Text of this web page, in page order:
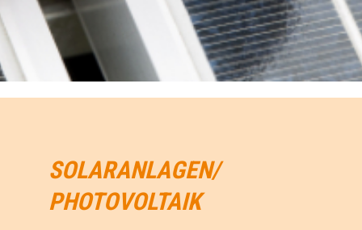
SOLARANLAGEN/
PHOTOVOLTAIK